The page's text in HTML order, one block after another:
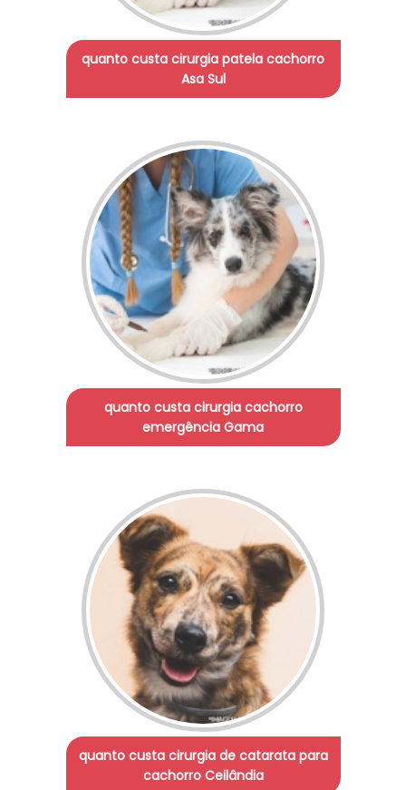
quanto custa cirurgia patela cachorro
Asa Sul
quanto custa cirurgia cachorro
emergência Gama
quanto custa cirurgia de catarata para
cachorro Ceilândia